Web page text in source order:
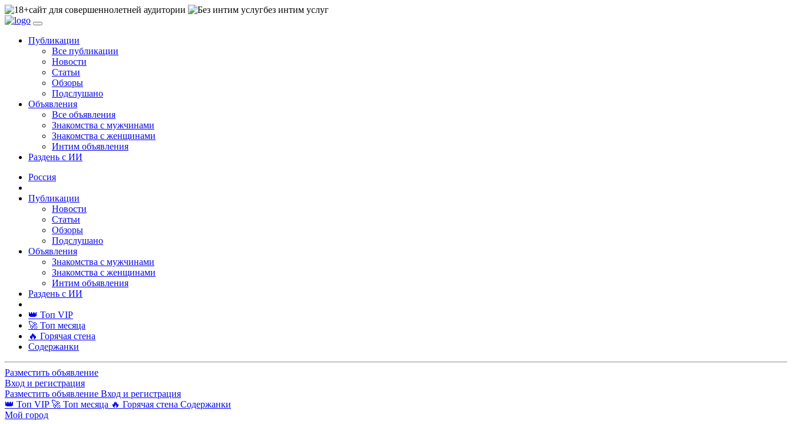
сайт для совершеннолетней аудитории без интим услуг
Публикации
Все публикации
Новости
Статьи
Обзоры
Подслушано
Объявления
Все объявления
Знакомства с мужчинами
Знакомства с женщинами
Интим объявления
Раздень с ИИ
Россия
Публикации
Новости
Статьи
Обзоры
Подслушано
Объявления
Знакомства с мужчинами
Знакомства с женщинами
Интим объявления
Раздень с ИИ
👑 Топ VIP
🚀 Топ месяца
🔥 Горячая стена
Содержанки
Разместить объявление
Вход и регистрация
Разместить объявление Вход и регистрация
👑 Топ VIP 🚀 Топ месяца 🔥 Горячая стена Содержанки
Мой город